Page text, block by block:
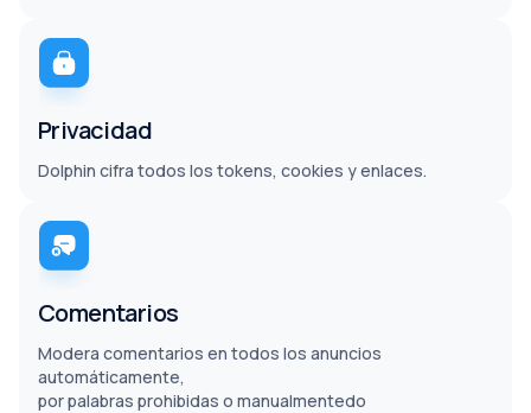
Privacidad
Dolphin cifra todos los tokens, cookies y enlaces.
Comentarios
Modera comentarios en todos los anuncios
automáticamente,
por palabras prohibidas o manualmentedo